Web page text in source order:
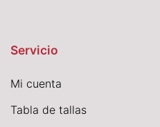
Servicio
Mi cuenta
Tabla de tallas